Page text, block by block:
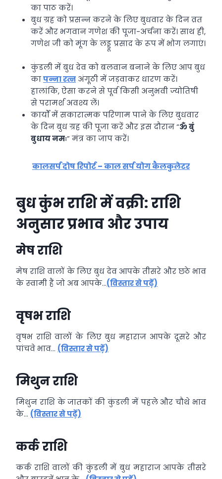
का पाठ करें।
बुध ग्रह को प्रसन्न करने के लिए बुधवार के दिन व्रत
करें और भगवान गणेश की पूजा-अर्चना करें। साथ ही,
गणेश जी को मूंग के लड्डू प्रसाद के रूप में भोग लगाएं।
कुंडली में बुध देव को बलवान बनाने के लिए आप बुध
कापन्ना रत्न अंगूठी में जड़वाकर धारण करें।
हालांकि, ऐसा करने से पूर्व किसी अनुभवी ज्योतिषी
से परामर्श अवश्य लें।
कार्यों में सकारात्मक परिणाम पाने के लिए बुधवार
के दिन बुध ग्रह की पूजा करें और इस दौरान “ॐ बुं
बुधाय नमः” मंत्र का जाप करें।
कालसर्प दोष रिपोर्ट – काल सर्प योग कैलकुलेटर
बुध कुंभ राशि में वक्री: राशि
अनुसार प्रभाव और उपाय
मेष राशि
मेष राशि वालों के लिए बुध देव आपके तीसरे और छठे भाव
के स्‍वामी हैं जो अब आपके…(विस्तार से पढ़ें)
वृषभ राशि
वृषभ राशि वालों के लिए बुध महाराज आपके दूसरे और
पांचवे भाव… (विस्तार से पढ़ें)
मिथुन राशि
मिथुन राशि के जातकों की कुंडली में पहले और चौथे भाव
के… (विस्तार से पढ़ें)
कर्क राशि
कर्क राशि वालों की कुंडली में बुध महाराज आपके तीसरे